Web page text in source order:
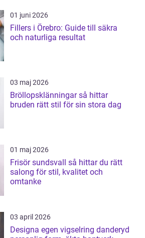
01 juni 2026
Fillers i Örebro: Guide till säkra
och naturliga resultat
03 maj 2026
Bröllopsklänningar så hittar
bruden rätt stil för sin stora dag
01 maj 2026
Frisör sundsvall så hittar du rätt
salong för stil, kvalitet och
omtanke
03 april 2026
Designa egen vigselring danderyd